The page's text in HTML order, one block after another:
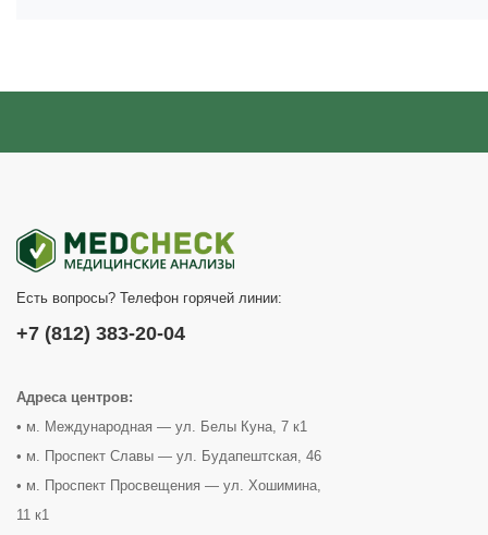
Есть вопросы? Телефон горячей линии:
+7 (812) 383-20-04
Адреса центров:
• м. Международная — ул. Белы Куна, 7 к1
• м. Проспект Славы — ул. Будапештская, 46
• м. Проспект Просвещения — ул. Хошимина,
11 к1